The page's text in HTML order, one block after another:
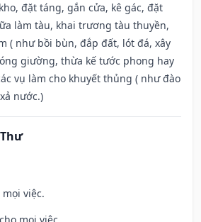
đặt táng, gắn cửa, kê gác, đặt
làm tàu, khai trương tàu thuyền,
( như bồi bùn, đắp đất, lót đá, xây
giường, thừa kế tước phong hay
vụ làm cho khuyết thủng ( như đào
nước.)
việc.